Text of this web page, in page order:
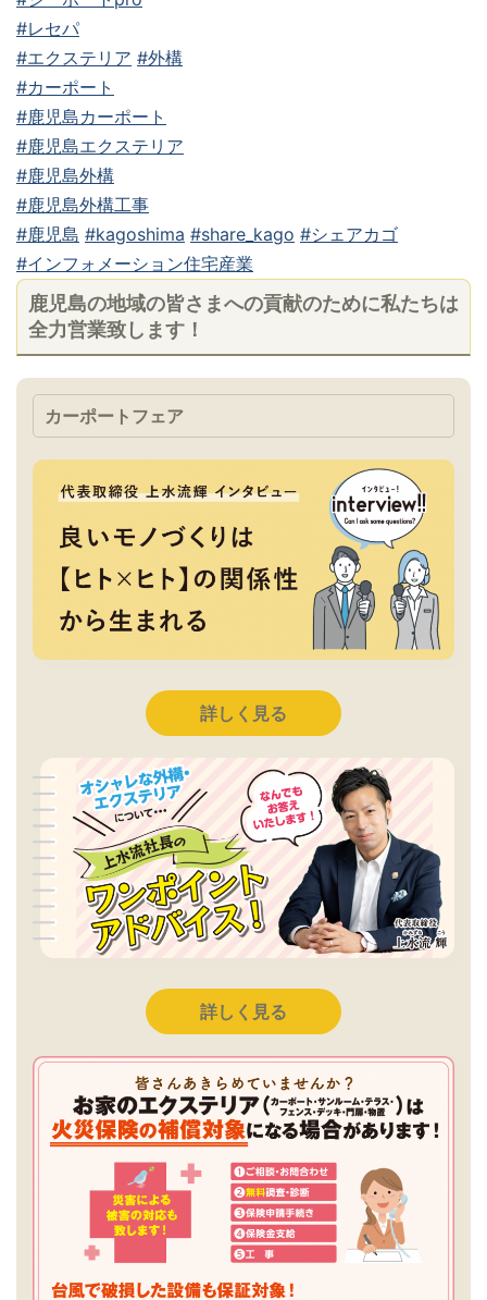
#レセパ
#エクステリア #外構
#カーポート
#鹿児島カーポート
#鹿児島エクステリア
#鹿児島外構
#鹿児島外構工事
#鹿児島 #kagoshima #share_kago #シェアカゴ
#インフォメーション住宅産業
鹿児島の地域の皆さまへの貢献のために私たちは
全力営業致します！
カーポートフェア
詳しく見る
詳しく見る